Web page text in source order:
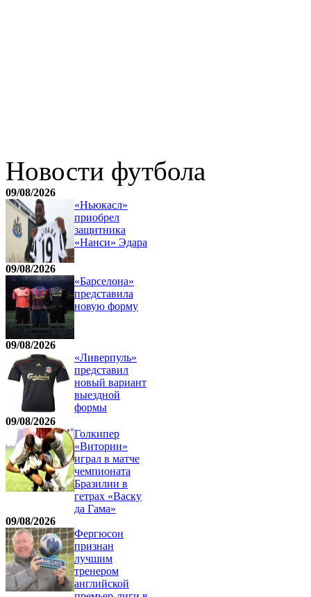
Новости футбола
09/08/2026
«Ньюкасл»
приобрел
защитника
«Нанси» Эдара
09/08/2026
«Барселона»
представила
новую форму
09/08/2026
«Ливерпуль»
представил
новый вариант
выездной
формы
09/08/2026
Голкипер
«Витории»
играл в матче
чемпионата
Бразилии в
гетрах «Васку
да Гама»
09/08/2026
Фергюсон
признан
лучшим
тренером
английской